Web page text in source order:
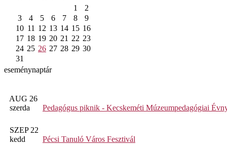
1
2
3
4 5 6 7 8
9
10 11 12 13 14 15 16
17 18 19 20 21 22 23
24 25 26 27 28 29 30
31
eseménynaptár
AUG 26
szerda
Pedagógus piknik - Kecskeméti Múzeumpedagógiai
SZEP 22
kedd
Pécsi Tanuló Város Fesztivál